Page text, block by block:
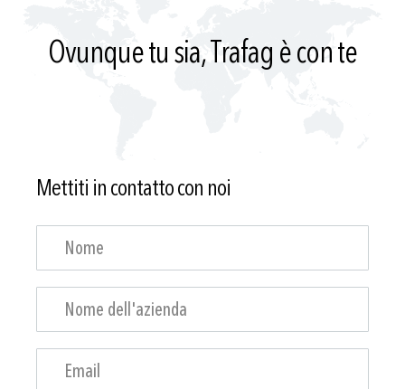
Ovunque tu sia, Trafag è con te
Mettiti in contatto con noi